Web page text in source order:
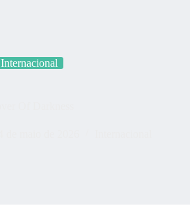
Internacional